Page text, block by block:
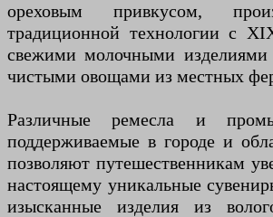
ореховым привкусом,
традиционной технологии с
свежими молочными изделиями
чистыми овощами из местных
Различные ремесла и
поддерживаемые в городе и
позволяют путешественникам
настоящему уникальные
изысканные изделия из